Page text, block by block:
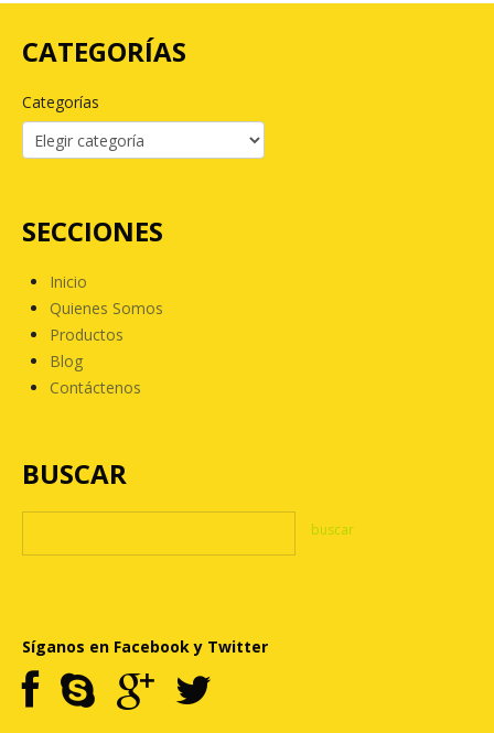
CATEGORÍAS
Categorías
SECCIONES
Inicio
Quienes Somos
Productos
Blog
Contáctenos
BUSCAR
Síganos en Facebook y Twitter